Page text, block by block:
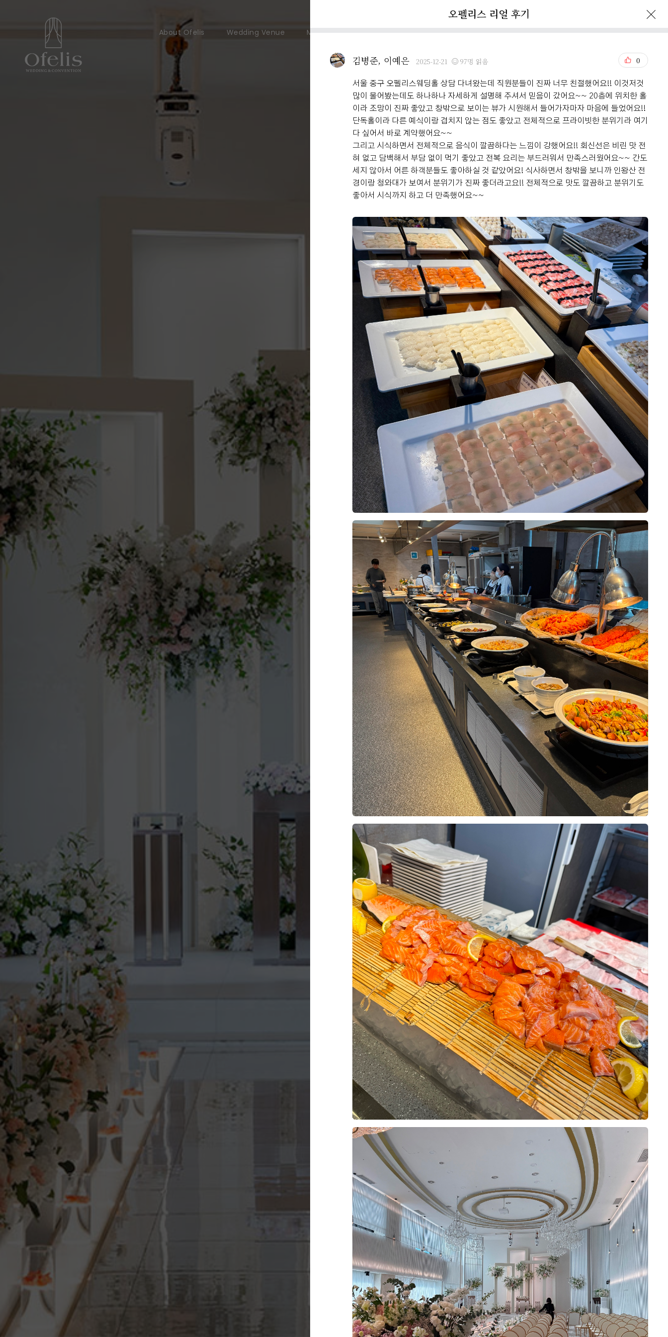
About Ofelis Wedding Venue Meeting & Party
오펠리스 스토리
Ofelis Story
오펠리스 리얼 후기
김병준, 이예은 2025-12-21 97명 읽음 0
서울 중구 오펠리스웨딩홀 상담 다녀왔는데 직원분들이 진짜 너무 친절했어요!! 이것저것
많이 물어봤는데도 하나하나 자세하게 설명해 주셔서 믿음이 갔어요~~ 20층에 위치한 홀
이라 조망이 진짜 좋았고 창밖으로 보이는 뷰가 시원해서 들어가자마자 마음에 들었어요!!
단독홀이라 다른 예식이랑 겹치지 않는 점도 좋았고 전체적으로 프라이빗한 분위기라 여기
다 싶어서 바로 계약했어요~~
그리고 시식하면서 전체적으로 음식이 깔끔하다는 느낌이 강했어요!! 회신선은 비린 맛 전
혀 없고 담백해서 부담 없이 먹기 좋았고 전복 요리는 부드러워서 만족스러웠어요~~ 간도
세지 않아서 어른 하객분들도 좋아하실 것 같았어요! 식사하면서 창밖을 보니까 인왕산 전
경이랑 청와대가 보여서 분위기가 진짜 좋더라고요!! 전체적으로 맛도 깔끔하고 분위기도
좋아서 시식까지 하고 더 만족했어요~~